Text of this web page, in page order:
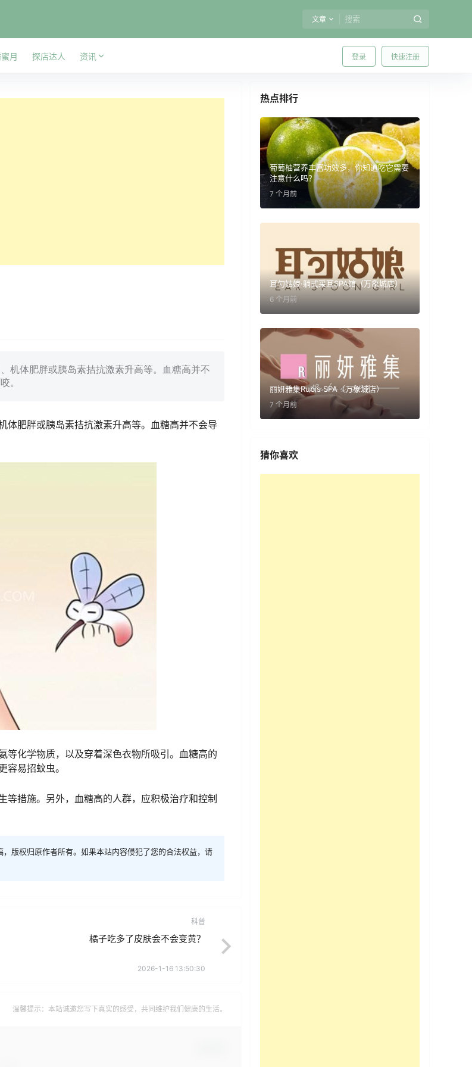
文章
登录 快速注册
月 探店达人 资讯
机体肥胖或胰岛素拮抗激素升高等。血糖高并不
。
体肥胖或胰岛素拮抗激素升高等。血糖高并不会导
等化学物质，以及穿着深色衣物所吸引。血糖高的
易招蚊虫。
等措施。另外，血糖高的人群，应积极治疗和控制
版权归原作者所有。如果本站内容侵犯了您的合法权益，请
科普
橘子吃多了皮肤会不会变黄？
2026-1-16 13:50:30
温馨提示：本站诚邀您写下真实的感受，共同维护我们健康的生活。
热点排行
葡萄柚营养丰富功效多，你知道吃它需要
注意什么吗？
7 个月前
耳勺姑娘·躺式采耳SPA馆（万象城店）
6 个月前
丽妍雅集Rubis SPA（万象城店）
7 个月前
猜你喜欢